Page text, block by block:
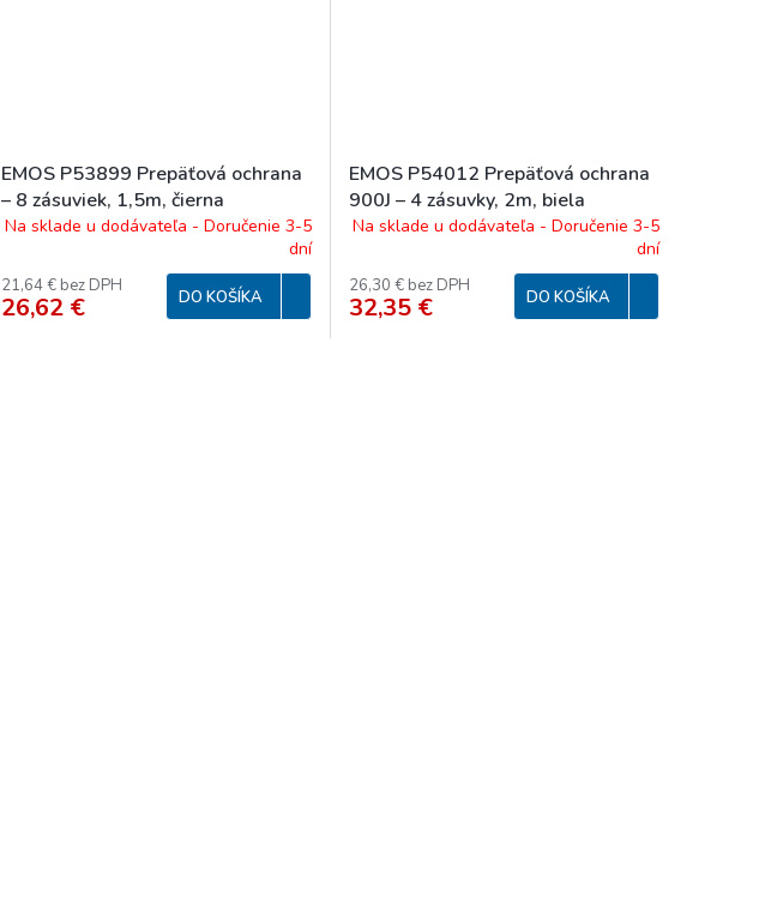
EMOS P53899 Prepäťová ochrana
– 8 zásuviek, 1,5m, čierna
Na sklade u dodávateľa - Doručenie 3-5
dní
21,64 € bez DPH
26,62 € DO KOŠÍKA
EMOS P54012 Prepäťová ochrana
900J – 4 zásuvky, 2m, biela
Na sklade u dodávateľa - Doručenie 3-5
dní
26,30 € bez DPH
32,35 € DO KOŠÍKA